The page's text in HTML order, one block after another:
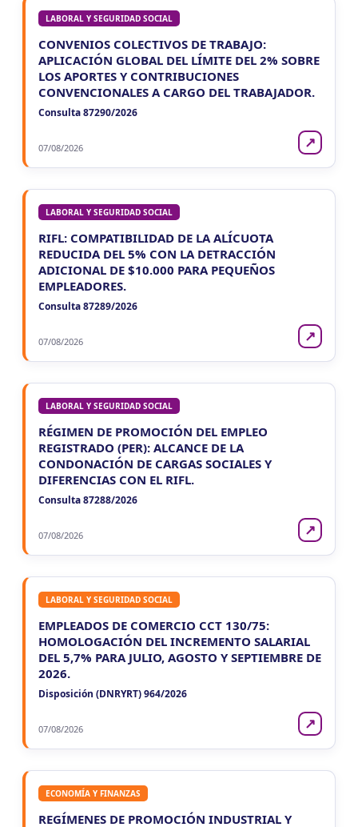
LABORAL Y SEGURIDAD SOCIAL
CONVENIOS COLECTIVOS DE TRABAJO:
APLICACIÓN GLOBAL DEL LÍMITE DEL 2% SOBRE
LOS APORTES Y CONTRIBUCIONES
CONVENCIONALES A CARGO DEL TRABAJADOR.
Consulta 87290/2026
07/08/2026 ↗
LABORAL Y SEGURIDAD SOCIAL
RIFL: COMPATIBILIDAD DE LA ALÍCUOTA
REDUCIDA DEL 5% CON LA DETRACCIÓN
ADICIONAL DE $10.000 PARA PEQUEÑOS
EMPLEADORES.
Consulta 87289/2026
07/08/2026 ↗
LABORAL Y SEGURIDAD SOCIAL
RÉGIMEN DE PROMOCIÓN DEL EMPLEO
REGISTRADO (PER): ALCANCE DE LA
CONDONACIÓN DE CARGAS SOCIALES Y
DIFERENCIAS CON EL RIFL.
Consulta 87288/2026
07/08/2026 ↗
LABORAL Y SEGURIDAD SOCIAL
EMPLEADOS DE COMERCIO CCT 130/75:
HOMOLOGACIÓN DEL INCREMENTO SALARIAL
DEL 5,7% PARA JULIO, AGOSTO Y SEPTIEMBRE DE
2026.
Disposición (DNRYRT) 964/2026
07/08/2026 ↗
ECONOMÍA Y FINANZAS
REGÍMENES DE PROMOCIÓN INDUSTRIAL Y